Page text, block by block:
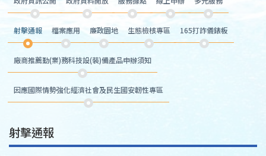
射擊通報 檔案應用 廉政園地 生態檢核專區 165打詐儀錶板
廠商推薦勤(業)務科技設(裝)備產品申辦須知
因應國際情勢強化經濟社會及民生國安韌性專區
射擊通報